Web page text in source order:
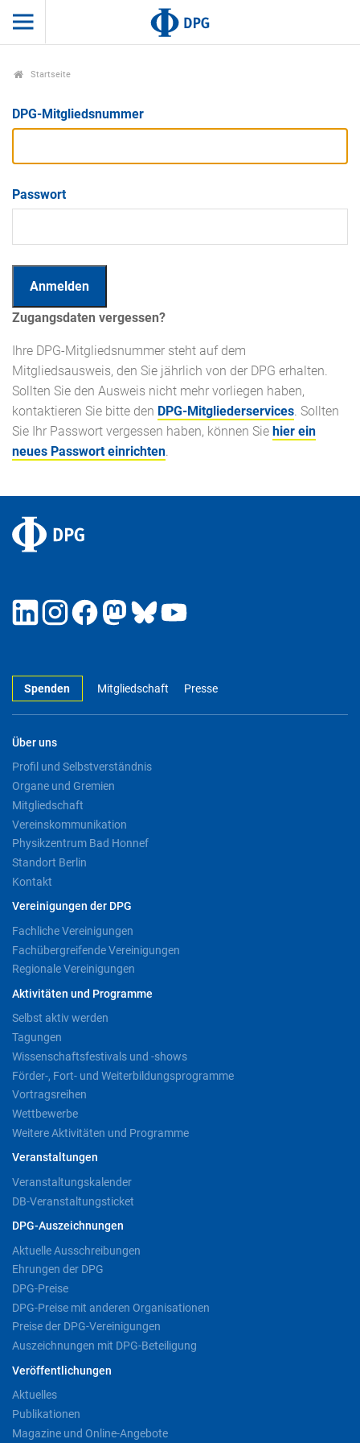
Startseite
DPG-Mitgliedsnummer
Passwort
Zugangsdaten vergessen?
Ihre DPG-Mitgliedsnummer steht auf dem
Mitgliedsausweis, den Sie jährlich von der DPG erhalten.
Sollten Sie den Ausweis nicht mehr vorliegen haben,
kontaktieren Sie bitte den DPG-Mitgliederservices . Sollten
Sie Ihr Passwort vergessen haben, können Sie hier ein
neues Passwort einrichten
Spenden Mitgliedschaft Presse
Über uns
Profil und Selbstverständnis
Organe und Gremien
Mitgliedschaft
Vereinskommunikation
Physikzentrum Bad Honnef
Standort Berlin
Kontakt
Vereinigungen der DPG
Fachliche Vereinigungen
Fachübergreifende Vereinigungen
Regionale Vereinigungen
Aktivitäten und Programme
Selbst aktiv werden
Tagungen
Wissenschaftsfestivals und -shows
Förder-, Fort- und Weiterbildungsprogramme
Vortragsreihen
Wettbewerbe
Weitere Aktivitäten und Programme
Veranstaltungen
Veranstaltungskalender
DB-Veranstaltungsticket
DPG-Auszeichnungen
Aktuelle Ausschreibungen
Ehrungen der DPG
DPG-Preise
DPG-Preise mit anderen Organisationen
Preise der DPG-Vereinigungen
Auszeichnungen mit DPG-Beteiligung
Veröffentlichungen
Aktuelles
Publikationen
Magazine und Online-Angebote